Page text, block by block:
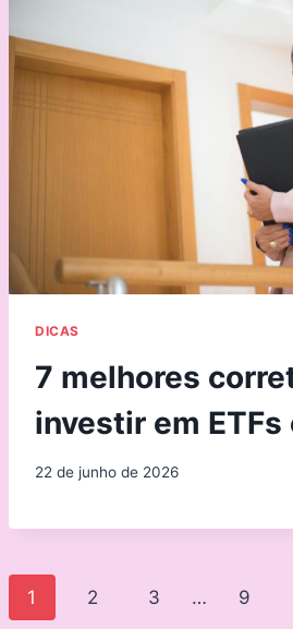
DICAS
7 melhores
investir em
22 de junho de 2026
Page
1 2 3 … 9